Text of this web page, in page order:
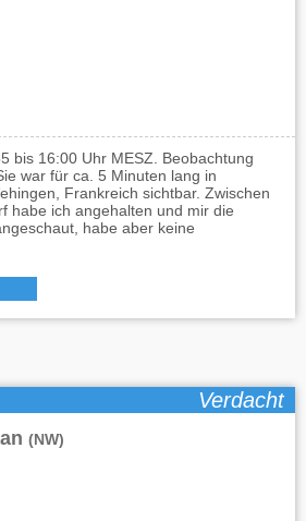
bis 16:00 Uhr MESZ. Beobachtung
war für ca. 5 Minuten lang in
Frankreich sichtbar. Zwischen
habe ich angehalten und mir die
habe aber keine
Verdacht
(NW)